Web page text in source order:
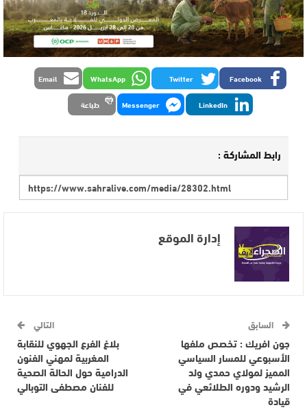
Facebook
Twitter
WhatsApp
Email
LinkedIn
Messenger طباعة
رابط المشاركة :
إدارة الموقع
السابق
جون افريك : تخصص ملفها
الأسبوعي للمسار السياسي
المميز لمولاي حمدي ولد
الرشيد ودوره الطلائعي في
قيادة
التالي
بلاغ الفرع الجهوي للنقابة
المغربية لمهني الفنون
الدرامية حول الحالة الصحية
للفنان مصطفى التوبالي